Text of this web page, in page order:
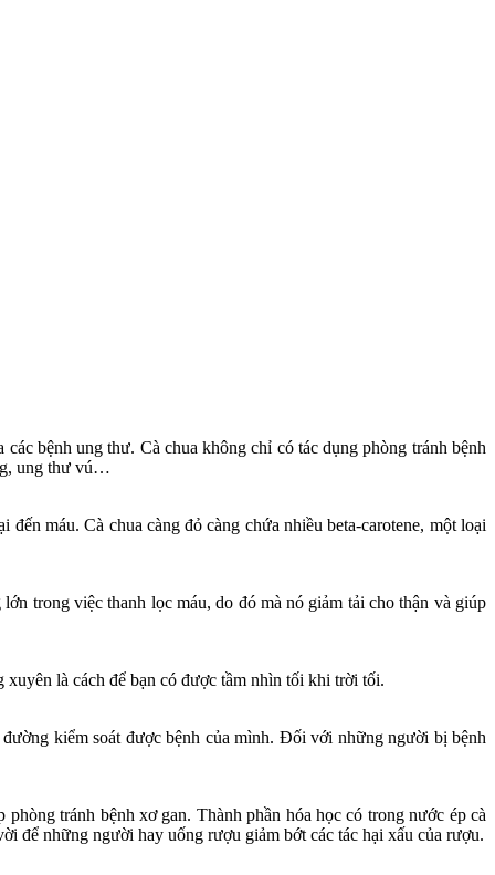
bệnh ung thư. Cà chua không chỉ có tác dụng phòng tránh bệnh
ung thư vú…
máu. Cà chua càng đỏ càng chứa nhiều beta-carotene, một loại
trong việc thanh lọc máu, do đó mà nó giảm tải cho thận và giúp
là cách để bạn có được tầm nhìn tối khi trời tối.
kiểm soát được bệnh của mình. Đối với những người bị bệnh
tránh bệnh xơ gan. Thành phần hóa học có trong nước ép cà
để những người hay uống rượu giảm bớt các tác hại xấu của rượu.